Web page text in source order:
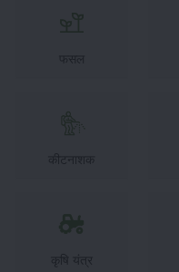
फसल
कीटनाशक
कृषि यंत्र